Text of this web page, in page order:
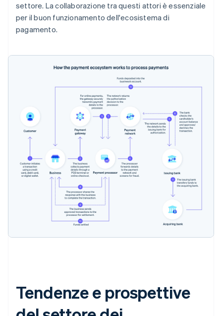
settore. La collaborazione tra questi attori è essenziale
per il buon funzionamento dell'ecosistema di
pagamento.
Tendenze e prospettive